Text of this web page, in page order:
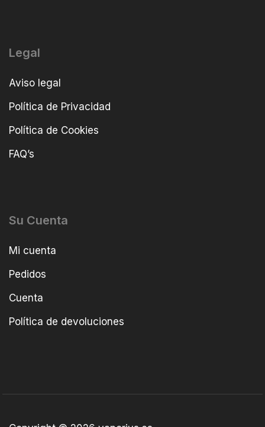
Legal
Aviso legal
Política de Privacidad
Política de Cookies
FAQ’s
Su Cuenta
Mi cuenta
Pedidos
Cuenta
Política de devoluciones